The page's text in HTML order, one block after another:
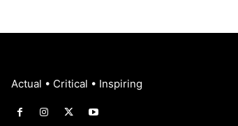
Actual • Critical • Inspiring